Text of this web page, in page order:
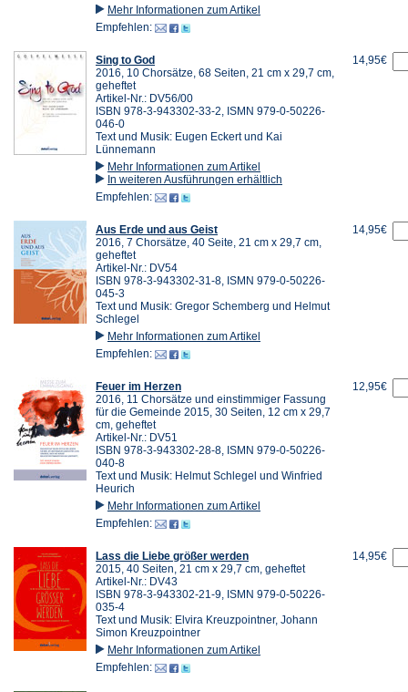
Mehr Informationen zum Artikel
Empfehlen:
Sing to God
2016, 10 Chorsätze, 68 Seiten, 21 cm x 29,7 cm,
geheftet
Artikel-Nr.: DV56/00
ISBN 978-3-943302-33-2, ISMN 979-0-50226-
046-0
Text und Musik: Eugen Eckert und Kai
Lünnemann
Mehr Informationen zum Artikel
In weiteren Ausführungen erhältlich
Empfehlen:
14,95€
Aus Erde und aus Geist
2016, 7 Chorsätze, 40 Seite, 21 cm x 29,7 cm,
geheftet
Artikel-Nr.: DV54
ISBN 978-3-943302-31-8, ISMN 979-0-50226-
045-3
Text und Musik: Gregor Schemberg und Helmut
Schlegel
Mehr Informationen zum Artikel
Empfehlen:
14,95€
Feuer im Herzen
2016, 11 Chorsätze und einstimmiger Fassung
für die Gemeinde 2015, 30 Seiten, 12 cm x 29,7
cm, geheftet
Artikel-Nr.: DV51
ISBN 978-3-943302-28-8, ISMN 979-0-50226-
040-8
Text und Musik: Helmut Schlegel und Winfried
Heurich
Mehr Informationen zum Artikel
Empfehlen:
12,95€
Lass die Liebe größer werden
2015, 40 Seiten, 21 cm x 29,7 cm, geheftet
Artikel-Nr.: DV43
ISBN 978-3-943302-21-9, ISMN 979-0-50226-
035-4
Text und Musik: Elvira Kreuzpointner, Johann
Simon Kreuzpointner
Mehr Informationen zum Artikel
Empfehlen:
14,95€